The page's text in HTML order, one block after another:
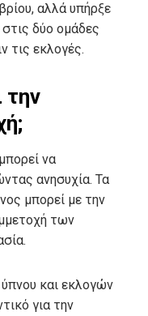
αλλά υπήρξε
δύο ομάδες
τις εκλογές.
την
να
ανησυχία. Τα
μπορεί με την
των
και εκλογών
για την